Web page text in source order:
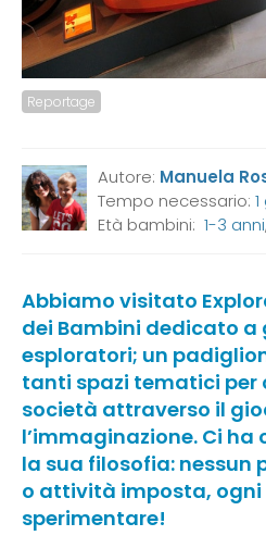
Reportage
Autore: Manuela
Tempo necessario:
Età bambini: 1-3 anni,
Abbiamo visitato
dei Bambini dedicato a
esploratori; un
tanti spazi tematici per
società attraverso il
l’immaginazione. Ci
la sua filosofia: nessun
o attività imposta, ogni
sperimentare!